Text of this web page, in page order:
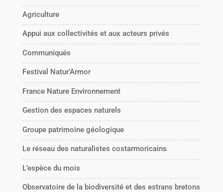
Agriculture
Appui aux collectivités et aux acteurs privés
Communiqués
Festival Natur'Armor
France Nature Environnement
Gestion des espaces naturels
Groupe patrimoine géologique
Le réseau des naturalistes costarmoricains
L’espèce du mois
Observatoire de la biodiversité et des estrans bretons